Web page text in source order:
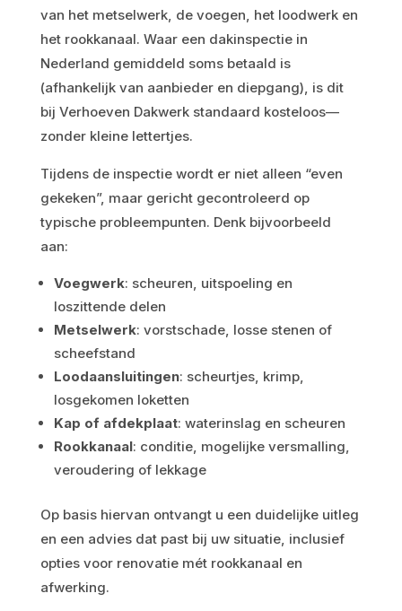
van het metselwerk, de voegen, het loodwerk en
het rookkanaal. Waar een dakinspectie in
Nederland gemiddeld soms betaald is
(afhankelijk van aanbieder en diepgang), is dit
bij Verhoeven Dakwerk standaard kosteloos—
zonder kleine lettertjes.
Tijdens de inspectie wordt er niet alleen “even
gekeken”, maar gericht gecontroleerd op
typische probleempunten. Denk bijvoorbeeld
aan:
Voegwerk: scheuren, uitspoeling en
loszittende delen
Metselwerk: vorstschade, losse stenen of
scheefstand
Loodaansluitingen: scheurtjes, krimp,
losgekomen loketten
Kap of afdekplaat: waterinslag en scheuren
Rookkanaal: conditie, mogelijke versmalling,
veroudering of lekkage
Op basis hiervan ontvangt u een duidelijke uitleg
en een advies dat past bij uw situatie, inclusief
opties voor renovatie mét rookkanaal en
afwerking.